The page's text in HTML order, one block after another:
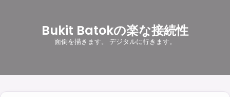
Bukit Batokの楽な接続性
面倒を描きます。 デジタルに行きます。